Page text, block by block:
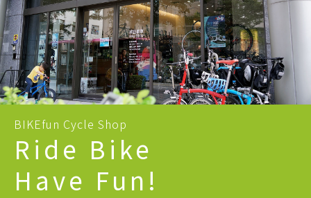
BIKEfun Cycle Shop
Ride Bike
Have Fun!